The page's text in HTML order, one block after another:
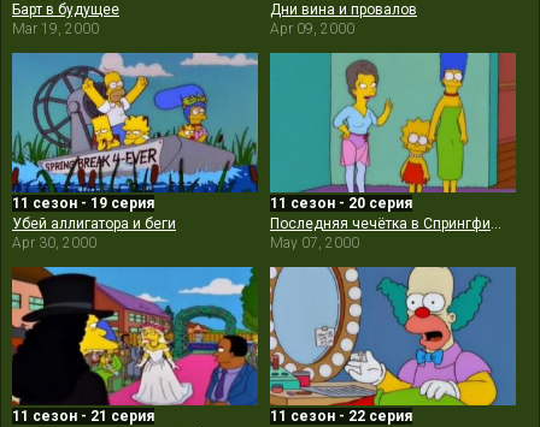
Барт в будущее
Mar 19, 2000
Дни вина и провалов
Apr 09, 2000
11 сезон - 19 серия
Убей аллигатора и беги
Apr 30, 2000
11 сезон - 20 серия
Последняя чечётка в Спрингфилде
May 07, 2000
11 сезон - 21 серия
11 сезон - 22 серия